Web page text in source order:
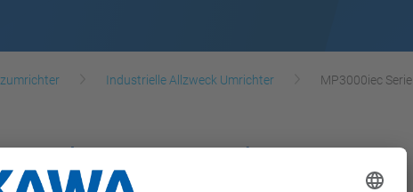
Industrielle Allzweck Umrichter MP3000iec Serie